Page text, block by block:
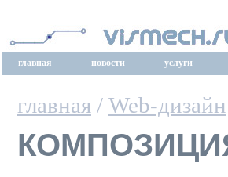
главная новости услуги
главная / Web-дизайн